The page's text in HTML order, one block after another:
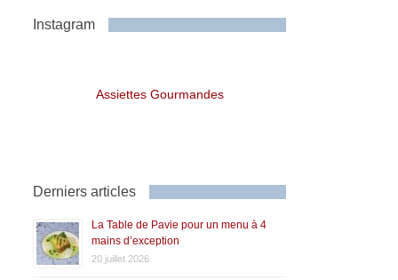
Instagram
Assiettes Gourmandes
Derniers articles
La Table de Pavie pour un menu à 4
mains d’exception
20 juillet 2026